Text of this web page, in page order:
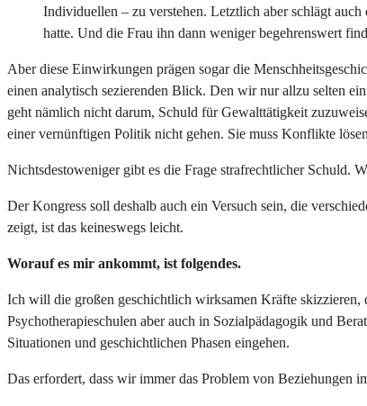
Individuellen – zu verstehen. Letztlich aber schlägt
hatte. Und die Frau ihn dann weniger begehrenswert
Aber diese Einwirkungen prägen sogar die
einen analytisch sezierenden Blick. Den wir nur allzu selten
geht nämlich nicht darum, Schuld für Gewalttätigkeit
einer vernünftigen Politik nicht gehen. Sie muss Konflikte
Nichtsdestoweniger gibt es die Frage strafrechtlicher Schuld.
Der Kongress soll deshalb auch ein Versuch sein, die
zeigt, ist das keineswegs leicht.
Worauf es mir ankommt, ist folgendes.
Ich will die großen geschichtlich wirksamen Kräfte
Psychotherapieschulen aber auch in Sozialpädagogik und
Situationen und geschichtlichen Phasen eingehen.
Das erfordert, dass wir immer das Problem von Beziehungen